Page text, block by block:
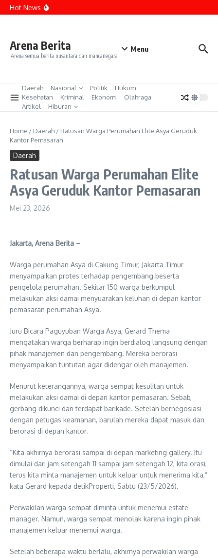
Lewati ke konten
Hot News
Viral di Media Sosial, Perempuan Vietnam Melahirkan di
Arena Berita
Arena semua berita nusantara dan mancanegara
Menu
Daerah Nasional Politik
Hukum
Kesehatan
Kriminal Ekonomi
Olahraga
Artikel
Hiburan
Home / Daerah / Ratusan Warga Perumahan Elite Asya Geruduk
Kantor Pemasaran
Daerah
Ratusan Warga Perumahan Elite
Asya Geruduk Kantor Pemasaran
Mei 23, 2026
Jakarta, Arena Berita –
Warga perumahan Asya di Cakung Timur, Jakarta Timur
menyampaikan protes terhadap pengembang beserta
pengelola perumahan. Sekitar 150 warga berkumpul
melakukan aksi damai menyuarakan keluhan di depan kantor
pemasaran perumahan Asya.
Juru Bicara Paguyuban Warga Asya, Gerard Thema
mengatakan warga berharap ingin berdialog langsung dengan
pihak manajemen dan pengembang. Mereka berorasi
menyampaikan tuntutan agar didengar oleh manajemen.
Menurut keterangannya, warga sempat kesulitan untuk
melakukan aksi damai di depan kantor pemasaran. Sebab,
gerbang dikunci dan terdapat barikade. Setelah bernegosiasi
dengan petugas keamanan, barulah mereka dapat masuk dan
berorasi di depan kantor.
“Kita akhirnya berorasi sampai di depan marketing gallery. Itu
dimulai dari jam setengah 11 sampai jam setengah 12, kita orasi,
terus kita minta manajemen untuk keluar untuk menerima kita,”
kata Gerard kepada detikProperti, Sabtu (23/5/2026).
Perwakilan warga sempat diminta untuk menemui estate
manager. Namun, warga sempat menolak karena ingin pihak
manajemen keluar menemui warga.
Setelah beberapa waktu berlalu, akhirnya perwakilan warga